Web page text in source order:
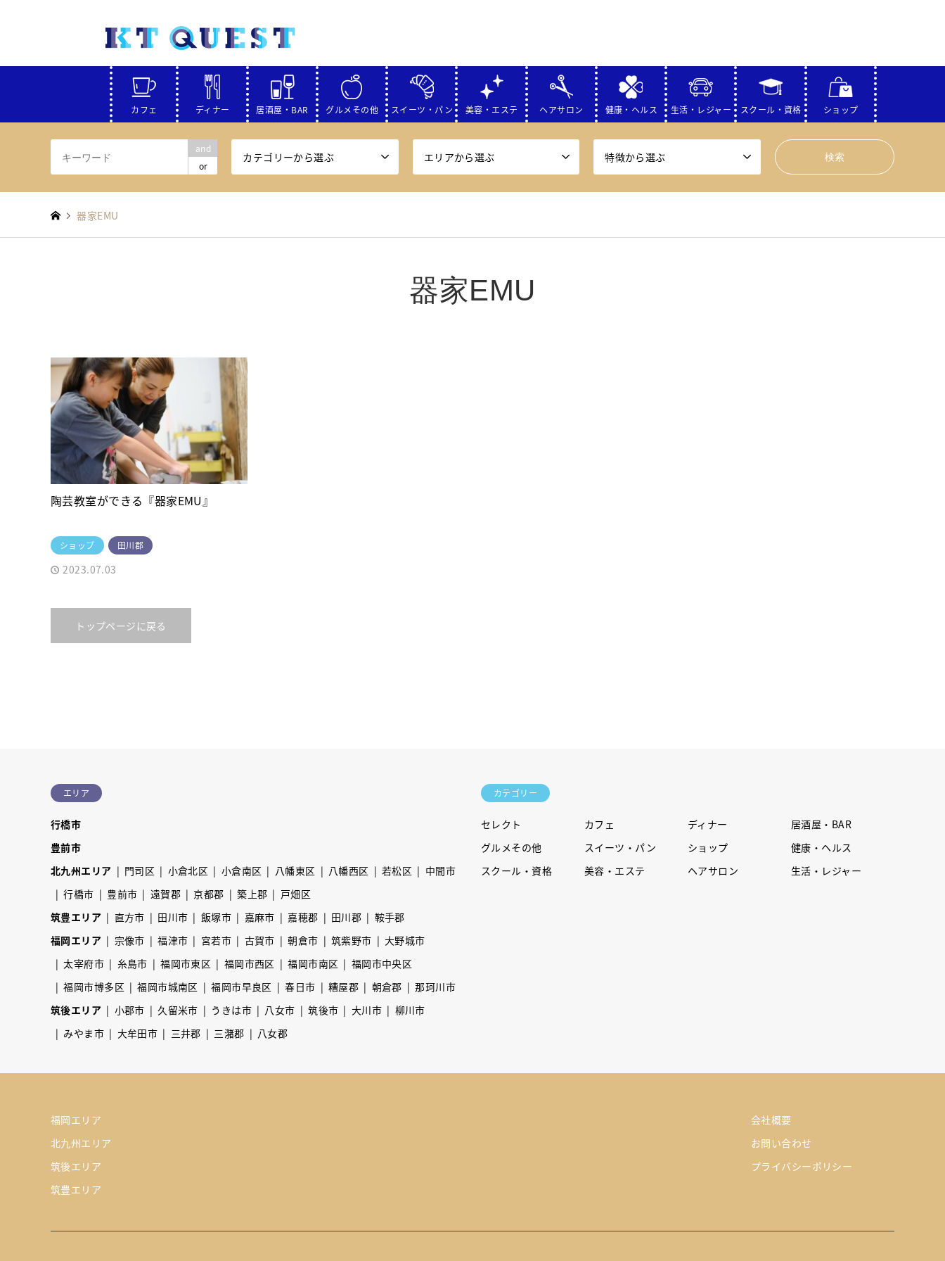
カフェ ディナー 居酒屋・BAR グルメその他 スイーツ・パン 美容・エステ ヘアサロン 健康・ヘルス 生活・レジャー スクール・資格 ショップ
and
or
カテゴリーから選ぶ エリアから選ぶ 特徴から選ぶ
器家EMU
器家EMU
陶芸教室ができる『器家EMU』
ショップ 田川郡
2023.07.03
トップページに戻る
エリア
行橋市
豊前市
北九州エリア
門司区 小倉北区 小倉南区 八幡東区 八幡西区 若松区
中間市
行橋市
豊前市 遠賀郡 京都郡 築上郡
戸畑区
筑豊エリア
直方市 田川市 飯塚市 嘉麻市 嘉穂郡 田川郡
鞍手郡
福岡エリア
宗像市 福津市 宮若市 古賀市 朝倉市 筑紫野市
大野城市
太宰府市
糸島市 福岡市東区 福岡市西区 福岡市南区
福岡市中央区
福岡市博多区
福岡市城南区 福岡市早良区 春日市 糟屋郡 朝倉郡
那珂川市
筑後エリア
小郡市 久留米市 うきは市 八女市 筑後市 大川市
柳川市
みやま市
大牟田市 三井郡 三潴郡 八女郡
カテゴリー
セレクト カフェ ディナー
居酒屋・BAR
グルメその他
スイーツ・パン ショップ
健康・ヘルス
スクール・資格
美容・エステ ヘアサロン 生活・レジャー
福岡エリア
北九州エリア
筑後エリア
筑豊エリア
会社概要
お問い合わせ
プライバシーポリシー